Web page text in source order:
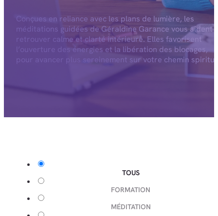
Conçues en reliance avec les plans de lumière, les
méditations guidées de Géraldine Garance vous aident
retrouver calme et clarté intérieure. Elles favorisent
l’ouverture des énergies et la libération des blocages,
pour avancer plus sereinement sur votre chemin
TOUS
FORMATION
MÉDITATION